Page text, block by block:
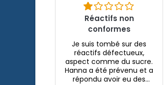
Réactifs non
conformes
Je suis tombé sur des
réactifs défectueux,
aspect comme du sucre.
Hanna a été prévenu et a
répondu avoir eu des